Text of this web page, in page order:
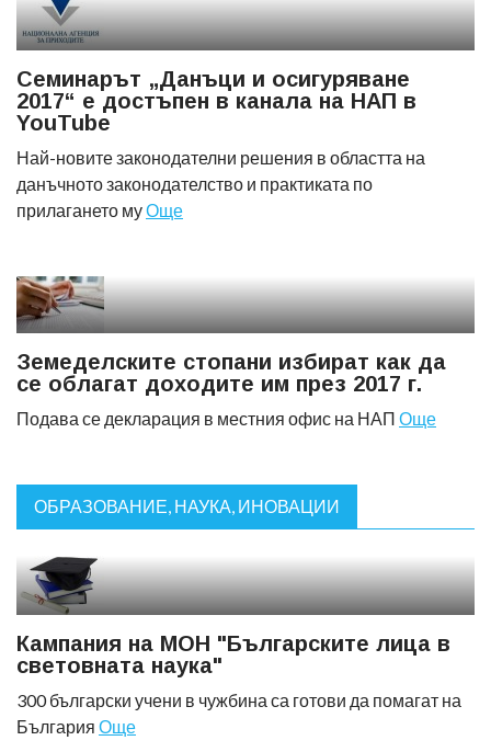
Семинарът „Данъци и осигуряване
2017“ е достъпен в канала на НАП в
YouTube
Най-новите законодателни решения в областта на
данъчното законодателство и практиката по
прилагането муОще
Земеделските стопани избират как да
се облагат доходите им през 2017 г.
Подава се декларация в местния офис на НАП Още
ОБРАЗОВАНИЕ, НАУКА, ИНОВАЦИИ
Кампания на МОН "Българските лица в
световната наука"
300 български учени в чужбина са готови да помагат на
България Още